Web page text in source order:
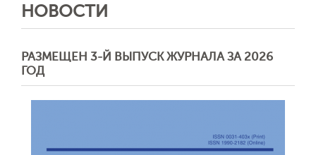
НОВОСТИ
РАЗМЕЩЕН 3-Й ВЫПУСК ЖУРНАЛА ЗА 2026
ГОД